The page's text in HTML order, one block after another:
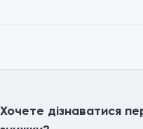
та стилю, включаючи
Хочете дізнаватися